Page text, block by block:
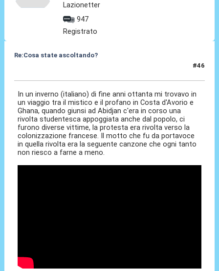
Lazionetter
947
Registrato
Re:Cosa state ascoltando?
#46
In un inverno (italiano) di fine anni ottanta mi trovavo in
un viaggio tra il mistico e il profano in Costa d'Avorio e
Ghana, quando giunsi ad Abidjan c'era in corso una
rivolta studentesca appoggiata anche dal popolo, ci
furono diverse vittime, la protesta era rivolta verso la
colonizzazione francese. Il motto che fu da portavoce
in quella rivolta era la seguente canzone che ogni tanto
non riesco a farne a meno.